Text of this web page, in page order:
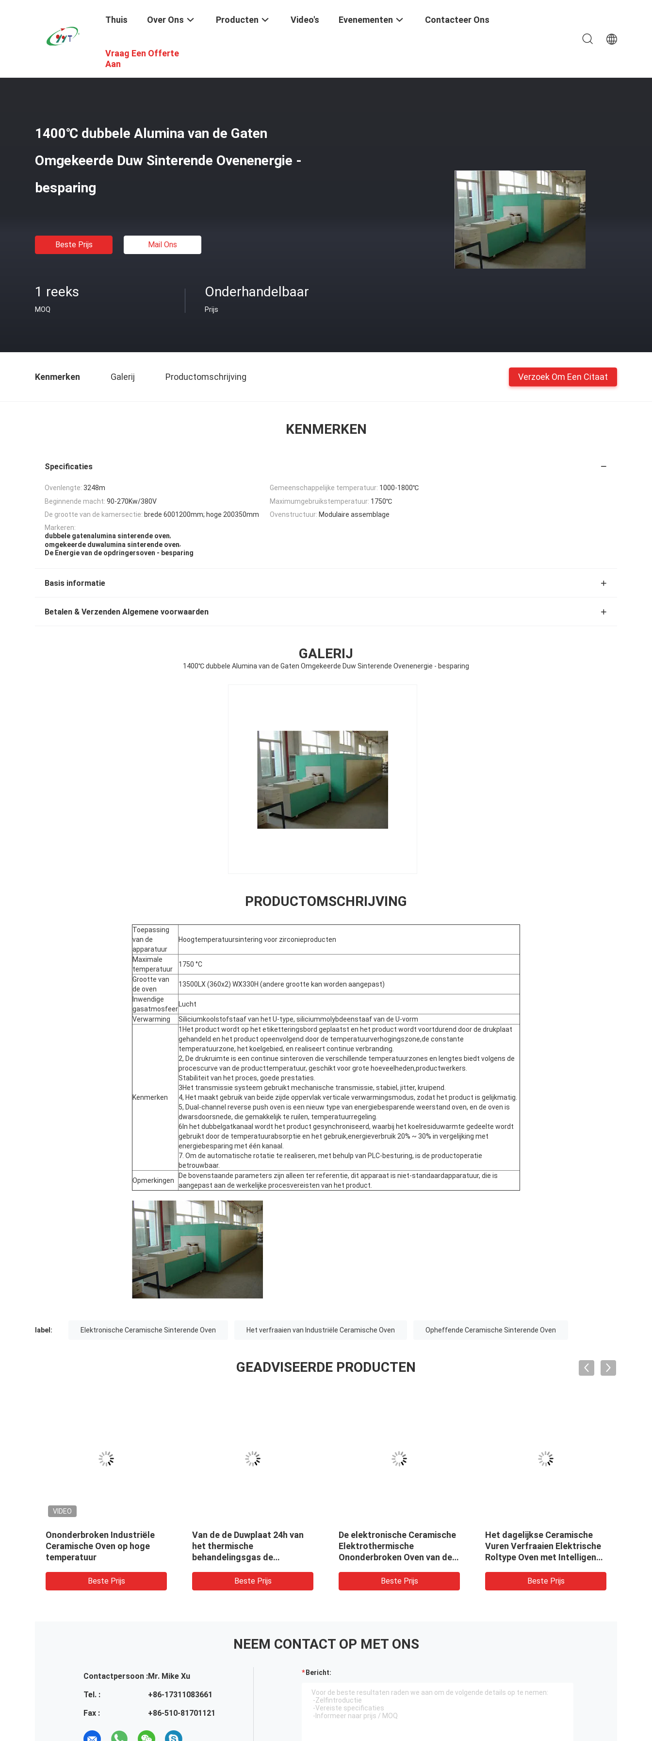
Thuis Over Ons Producten Video's Evenementen Contacteer Ons
Vraag Een Offerte
Aan
Industriële Ceramische Oven
1400℃ dubbele Alumina van de Gaten
Omgekeerde Duw Sinterende Ovenenergie -
besparing
Beste Prijs Mail Ons
1 reeks
MOQ
Onderhandelbaar
Prijs
Kenmerken Galerij Productomschrijving Verzoek Om Een Citaat
KENMERKEN
Specificaties
Ovenlengte: 3248m Gemeenschappelijke temperatuur: 1000-1800℃
Beginnende macht: 90-270Kw/380V Maximumgebruikstemperatuur: 1750℃
De grootte van de kamersectie: brede 6001200mm; hoge 200350mm Ovenstructuur: Modulaire assemblage
Markeren:
dubbele gatenalumina sinterende oven,
omgekeerde duwalumina sinterende oven,
De Energie van de opdringersoven - besparing
Basis informatie
Betalen & Verzenden Algemene voorwaarden
GALERIJ
1400℃ dubbele Alumina van de Gaten Omgekeerde Duw Sinterende Ovenenergie - besparing
PRODUCTOMSCHRIJVING
Toepassing
van de
apparatuur
Hoogtemperatuursintering voor zirconieproducten
Maximale
temperatuur
1750 °C
Grootte van
de oven
13500LX (360x2) WX330H (andere grootte kan worden aangepast)
Inwendige
gasatmosfeer
Lucht
Verwarming
Siliciumkoolstofstaaf van het U-type, siliciummolybdeenstaaf van de U-vorm
Kenmerken
1Het product wordt op het etiketteringsbord geplaatst en het product wordt voortdurend door de drukplaat
gehandeld en het product opeenvolgend door de temperatuurverhogingszone,de constante
temperatuurzone, het koelgebied, en realiseert continue verbranding.
2, De drukruimte is een continue sinteroven die verschillende temperatuurzones en lengtes biedt volgens de
procescurve van de producttemperatuur, geschikt voor grote hoeveelheden,productwerkers.
Stabiliteit van het proces, goede prestaties.
3Het transmissie systeem gebruikt mechanische transmissie, stabiel, jitter, kruipend.
4, Het maakt gebruik van beide zijde oppervlak verticale verwarmingsmodus, zodat het product is gelijkmatig.
5, Dual-channel reverse push oven is een nieuw type van energiebesparende weerstand oven, en de oven is
dwarsdoorsnede, die gemakkelijk te ruilen, temperatuurregeling.
6In het dubbelgatkanaal wordt het product gesynchroniseerd, waarbij het koelresiduwarmte gedeelte wordt
gebruikt door de temperatuurabsorptie en het gebruik,energieverbruik 20% ~ 30% in vergelijking met
energiebesparing met één kanaal.
7. Om de automatische rotatie te realiseren, met behulp van PLC-besturing, is de productoperatie
betrouwbaar.
Opmerkingen
De bovenstaande parameters zijn alleen ter referentie, dit apparaat is niet-standaardapparatuur, die is
aangepast aan de werkelijke procesvereisten van het product.
label: Elektronische Ceramische Sinterende Oven Het verfraaien van Industriële Ceramische Oven Opheffende Ceramische Sinterende Oven
GEADVISEERDE PRODUCTEN
VIDEO
Ononderbroken Industriële
Ceramische Oven op hoge
temperatuur
Beste Prijs
Van de de Duwplaat 24h van
het thermische
behandelingsgas de
Beste Prijs
De elektronische Ceramische
Elektrothermische
Ononderbroken Oven van de
Beste Prijs
Het dagelijkse Ceramische
Vuren Verfraaien Elektrische
Roltype Oven met Intelligente
Beste Prijs
NEEM CONTACT OP MET ONS
Contactpersoon :Mr. Mike Xu
Tel. :
+86-17311083661
Fax :
+86-510-81701121
Bericht: